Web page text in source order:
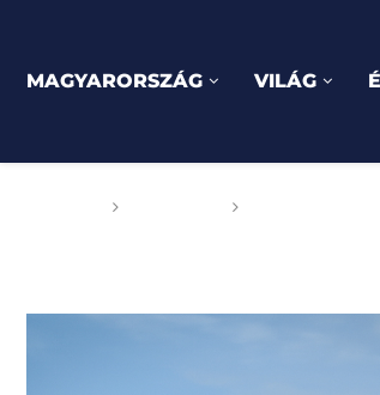
MAGYARORSZÁG VILÁG